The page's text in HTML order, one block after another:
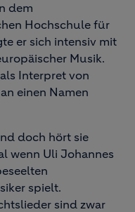
dem
Hochschule für
er sich intensiv mit
Musik.
Interpret von
einen Namen
doch hört sie
wenn Uli Johannes
spielt.
sind zwar